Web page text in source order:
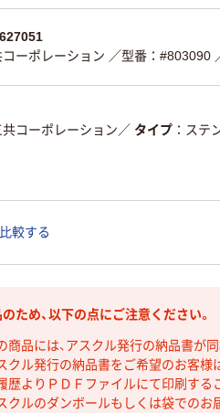
ーポレーション ／型番：#803090
共コーポレーション ／ タイプ ステ
較する
ため、以下の点にご注意ください。
商品には、アスクル発行の納品書が
クル発行の納品書をご希望のお客様
歴よりＰＤＦファイルにて印刷する
クルのダンボールもしくは袋でのお